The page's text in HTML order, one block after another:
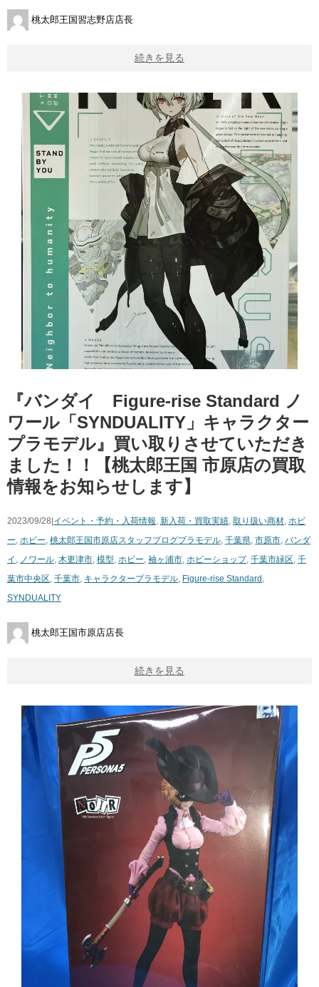
桃太郎王国習志野店店長
続きを見る
『バンダイ Figure-rise Standard ノ
ワール「SYNDUALITY」キャラクター
プラモデル』買い取りさせていただき
ました！！【桃太郎王国 市原店の買取
情報をお知らせします】
2023/09/28|イベント・予約・入荷情報 新入荷・買取実績 取り扱い商材 ホビ
ー ホビー 桃太郎王国市原店スタッフブログプラモデル 千葉県 市原市 バンダ
イ
ノワール 木更津市 模型 ホビー 袖ヶ浦市 ホビーショップ, 千葉市緑区 千
葉市中央区 千葉市 キャラクタープラモデル Figure-rise Standard
SYNDUALITY
桃太郎王国市原店店長
続きを見る